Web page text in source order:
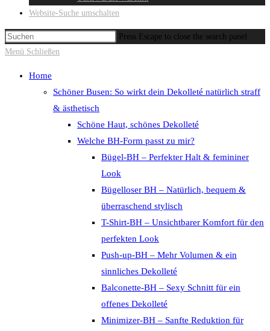
Website-Suche umschalten
Press Escape to close the search panel.
Menü Schließen
Home
Schöner Busen: So wirkt dein Dekolleté natürlich straff
& ästhetisch
Schöne Haut, schönes Dekolleté
Welche BH-Form passt zu mir?
Bügel-BH – Perfekter Halt & femininer
Look
Bügelloser BH – Natürlich, bequem &
überraschend stylisch
T-Shirt-BH – Unsichtbarer Komfort für den
perfekten Look
Push-up-BH – Mehr Volumen & ein
sinnliches Dekolleté
Balconette-BH – Sexy Schnitt für ein
offenes Dekolleté
Minimizer-BH – Sanfte Reduktion für